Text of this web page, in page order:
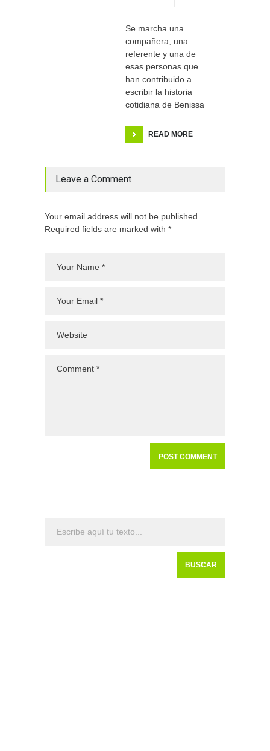
Se marcha una
compañera, una
referente y una de
esas personas que
han contribuido a
escribir la historia
cotidiana de Benissa
READ MORE
Leave a Comment
Your email address will not be published.
Required fields are marked with *